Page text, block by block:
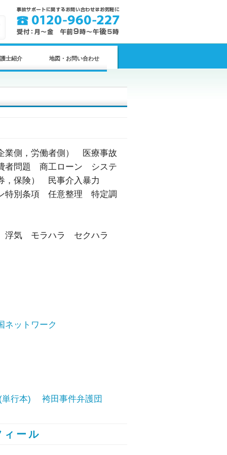
士紹介 地図・お問い合わせ
側，労働者側） 医療事故
者問題 商工ローン システ
，保険） 民事介入暴力
特別条項 任意整理 特定調
浮気 モラハラ セクハラ
ネットワーク
単行本) 袴田事件弁護団
ール